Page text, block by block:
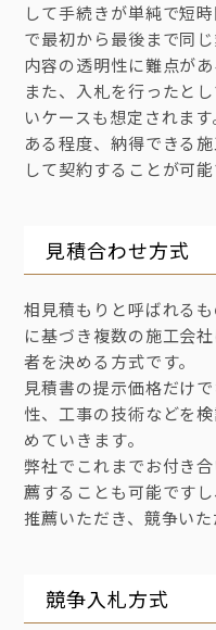
して手続きが単純で短
で最初から最後まで同
内容の透明性に難点があ
また、入札を行ったと
いケースも想定されま
ある程度、納得できる
して契約することが可能
見積合わせ方式
相見積もりと呼ばれる
に基づき複数の施工会
者を決める方式です。
見積書の提示価格だけ
性、工事の技術などを
めていきます。
弊社でこれまでお付き
薦することも可能です
推薦いただき、競争いた
競争入札方式